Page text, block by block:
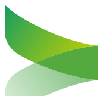
Haut de la page